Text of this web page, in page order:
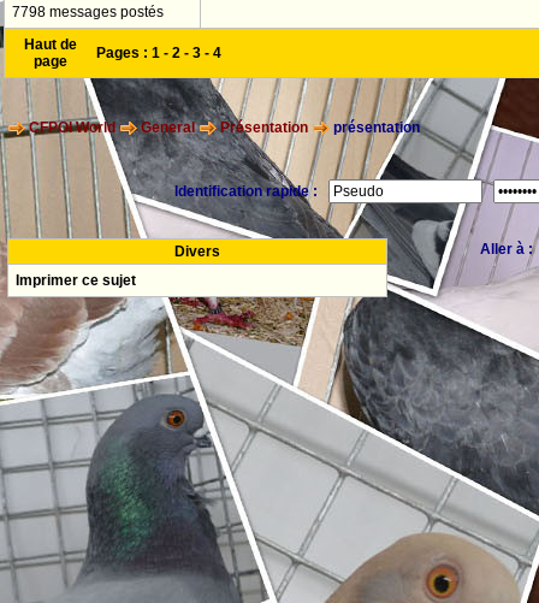
7798 messages postés
Haut de
page
Pages : 1 - 2 - 3 - 4
CFPOI World General Présentation présentation
Identification rapide :
Divers
Imprimer ce sujet
Aller à